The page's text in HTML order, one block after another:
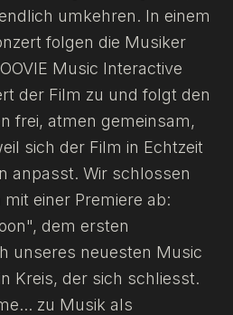
umkehren. In einem
folgen die Musiker
Music Interactive
der Film zu und folgt den
frei, atmen gemeinsam,
sich der Film in Echtzeit
anpasst. Wir schlossen
einer Premiere ab:
dem ersten
unseres neuesten Music
Kreis, der sich schliesst.
zu Musik als